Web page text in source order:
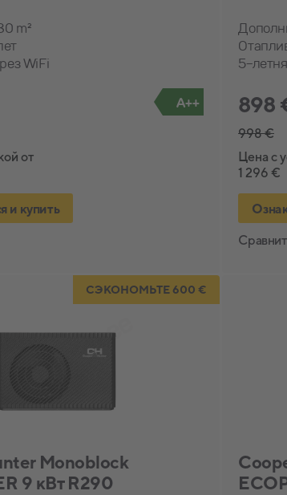
m²
WiFi
от
A++
и купить
5-
898
998 €
Цена с
1 296 €
СЭКОНОМЬТЕ 600 €
Monoblock
9 кВт R290